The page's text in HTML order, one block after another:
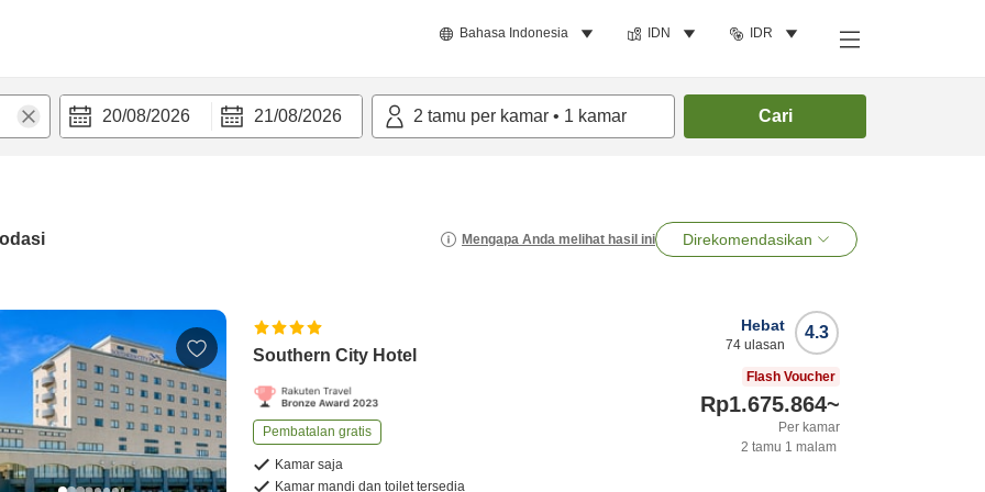
Bahasa Indonesia IDN IDR
20/08/2026 21/08/2026 2 tamu per kamar • 1 kamar Cari
Mengapa Anda melihat hasil ini Direkomendasikan
Southern City Hotel
Pembatalan gratis
Kamar saja
Kamar mandi dan toilet tersedia
4.3
Hebat
74 ulasan
Flash Voucher
Rp1.675.864~
Per kamar
2 tamu 1 malam